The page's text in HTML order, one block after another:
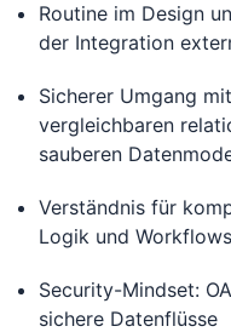
Routine im Design
der Integration
Sicherer Umgang
vergleichbaren
sauberen
Verständnis für
Logik und Workflows
Security-Mindset:
sichere Datenflüsse